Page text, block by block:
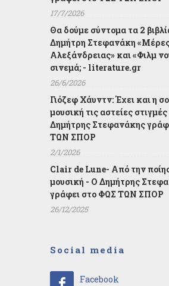
17/7/2026
Θα δούμε σύντομα τα 2
Δημήτρη Στεφανάκη
Αλεξάνδρειας» και «Φιλμ
σινεμά; - literature.gr
26/6/2026
Γιόζεφ Χάυντν: Έχει και η
μουσική τις αστείες
Δημήτρης Στεφανάκης
ΤΩΝ ΣΠΟΡ
2/1/2026
Clair de Lune- Από την
μουσική - Ο Δημήτρης
γράφει στο ΦΩΣ ΤΩΝ ΣΠΟΡ
26/12/2025
Social media
Facebook